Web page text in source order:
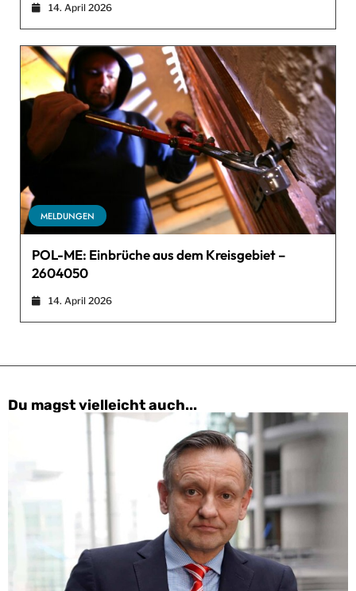
14. April 2026
MELDUNGEN
POL-ME: Einbrüche aus dem Kreisgebiet –
2604050
14. April 2026
Du magst vielleicht auch...